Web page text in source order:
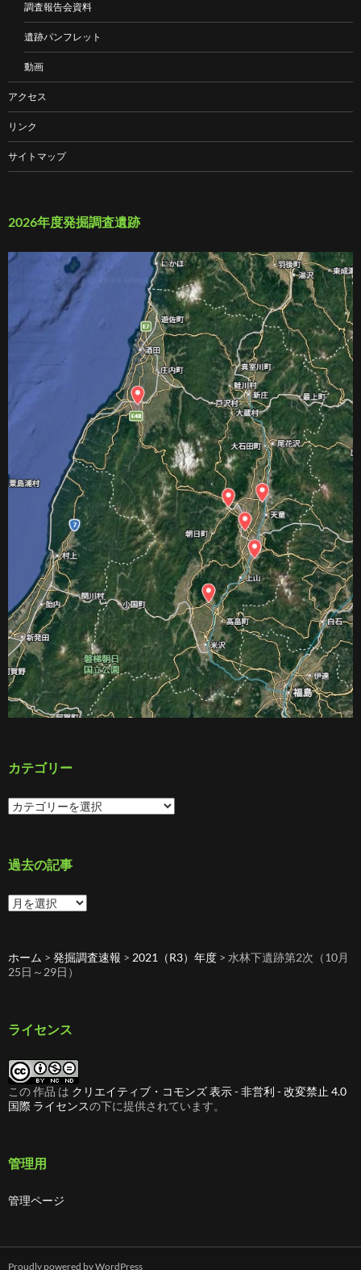
調査報告会資料
遺跡パンフレット
動画
アクセス
リンク
サイトマップ
2026年度発掘調査遺跡
カテゴリー
カ
テ
ー
過去の記事
過
去
事
ホーム > 発掘調査速報 > 2021（R3）年度 > 水林下遺跡第2次（10月
25日～29日）
ライセンス
この 作品 は クリエイティブ・コモンズ 表示 - 非営利 - 改変禁止 4.0
国際 ライセンスの下に提供されています。
管理用
管理ページ
Proudly powered by WordPress